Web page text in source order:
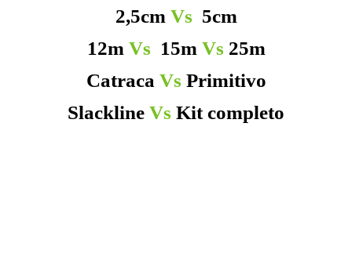
2,5cm Vs 5cm
12m Vs 15m Vs 25m
Catraca Vs Primitivo
Slackline Vs Kit completo